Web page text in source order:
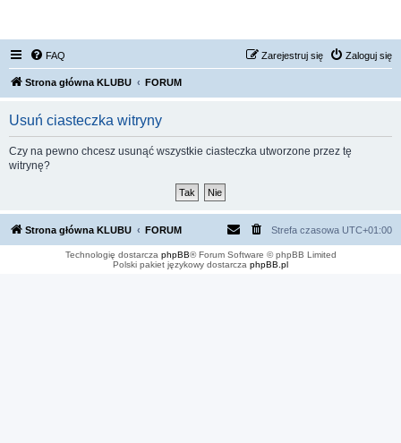
FAQ Zaloguj się
Zarejestruj się
Strona główna KLUBU FORUM
Usuń ciasteczka witryny
Czy na pewno chcesz usunąć wszystkie ciasteczka utworzone przez tę
witrynę?
Strona główna KLUBU FORUM Strefa czasowa UTC+01:00
Technologię dostarcza phpBB® Forum Software © phpBB Limited
Polski pakiet językowy dostarcza phpBB.pl